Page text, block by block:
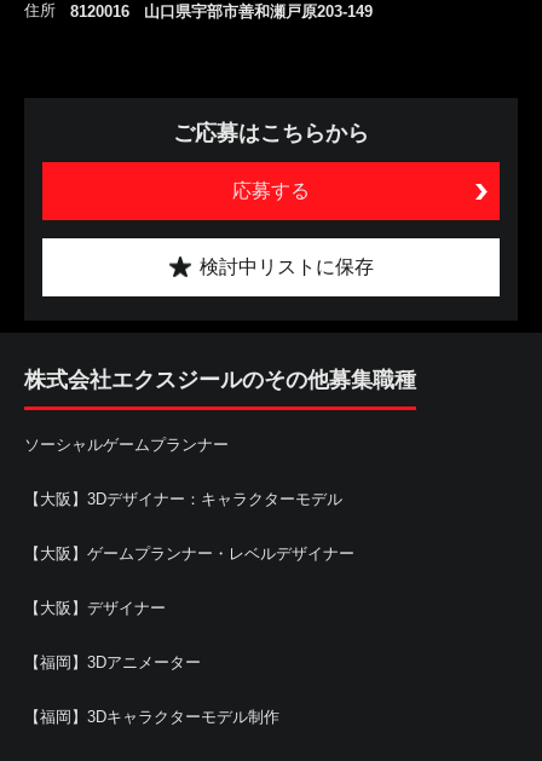
住所 8120016 山口県宇部市善和瀬戸原203-149
ご応募はこちらから
応募する
検討中リストに保存
株式会社エクスジールのその他募集職種
ソーシャルゲームプランナー
【大阪】3Dデザイナー：キャラクターモデル
【大阪】ゲームプランナー・レベルデザイナー
【大阪】デザイナー
【福岡】3Dアニメーター
【福岡】3Dキャラクターモデル制作